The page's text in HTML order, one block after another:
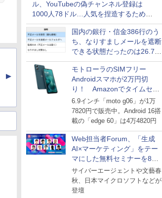
ル、YouTubeの偽チャンネル登録は
1000人78ドル…人気を捏造するための
価格リストが公開中
国内の銀行・信金386行のう
ち、なりすましメールを遮断
できる状態だったのは26.7％
にとどまる～GMOブランド
セキュリティ調査
モトローラのSIMフリー
Androidスマホが2万円切
り！ Amazonでタイムセー
ル
6.9インチ「moto g06」が1万
7820円で販売中。Android 16搭
載の「edge 60」は4万4820円
Web担当者Forum、「生成
AI×マーケティング」をテー
マにした無料セミナーを8月
27日にオンライン開催
サイバーエージェントや文藝春
秋、日本マイクロソフトなどが
登壇
▲